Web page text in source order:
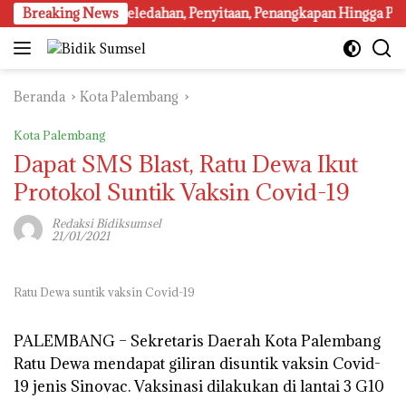
Langsung
ke
konten
Breaking News
Penggeledahan, Penyitaan, Penangkapan Hingga
Beranda Kota Palembang
Kota Palembang
Dapat SMS Blast, Ratu Dewa Ikut
Protokol Suntik Vaksin Covid-19
Redaksi Bidiksumsel
21/01/2021
Ratu Dewa suntik vaksin Covid-19
PALEMBANG – Sekretaris Daerah Kota Palembang
Ratu Dewa mendapat giliran disuntik vaksin Covid-
19 jenis Sinovac. Vaksinasi dilakukan di lantai 3 G10